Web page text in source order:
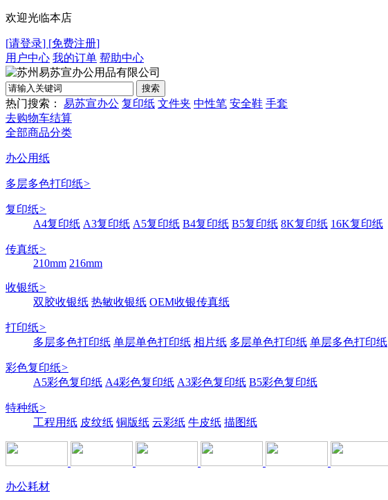
欢迎光临本店
[请登录] [免费注册]
用户中心 我的订单 帮助中心
热门搜索： 易苏宣办公 复印纸 文件夹 中性笔 安全鞋 手套
去购物车结算
全部商品分类
办公用纸
多层多色打印纸>
复印纸>
A4复印纸 A3复印纸 A5复印纸 B4复印纸 B5复印纸 8K复印纸 16K复印纸
传真纸>
210mm 216mm
收银纸>
双胶收银纸 热敏收银纸 OEM收银传真纸
打印纸>
多层多色打印纸 单层单色打印纸 相片纸 多层单色打印纸 单层多色打印纸
彩色复印纸>
A5彩色复印纸 A4彩色复印纸 A3彩色复印纸 B5彩色复印纸
特种纸>
工程用纸 皮纹纸 铜版纸 云彩纸 牛皮纸 描图纸
办公耗材